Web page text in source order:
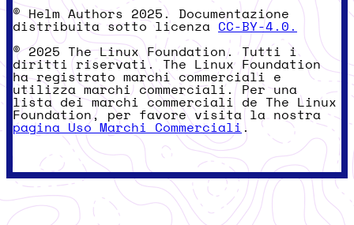
© Helm Authors 2025. Documentazione
distribuita sotto licenza CC-BY-4.0.
© 2025 The Linux Foundation. Tutti i
diritti riservati. The Linux Foundation
ha registrato marchi commerciali e
utilizza marchi commerciali. Per una
lista dei marchi commerciali de The Linux
Foundation, per favore visita la nostra
pagina Uso Marchi Commerciali .